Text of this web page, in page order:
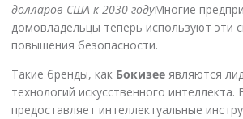
долларов США к 2030 годуМногие
домовладельцы теперь используют эти
повышения безопасности.
Такие бренды, как Бокизее являются
технологий искусственного интеллекта.
предоставляет интеллектуальные